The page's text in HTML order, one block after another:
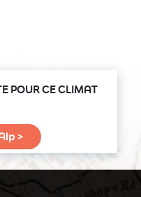
POUR CE CLIMAT
>